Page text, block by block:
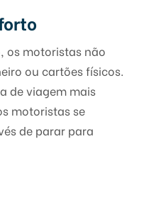
os motoristas não
ou cartões físicos.
de viagem mais
motoristas se
de parar para